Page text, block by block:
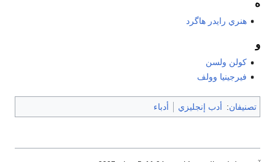
ه
هنري رايدر هاگرد
و
كولن ولسن
فيرجينيا وولف
تصنيفان: أدب إنجليزي أدباء